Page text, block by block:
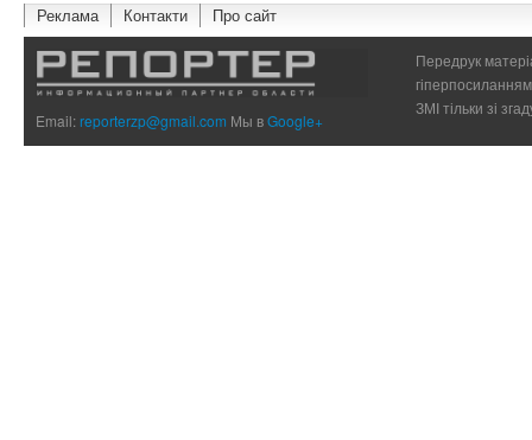
Реклама Контакти Про сайт
Email:reporterzp@gmail.com Мы вGoogle+
Передрук
ЗМІ тільки зі